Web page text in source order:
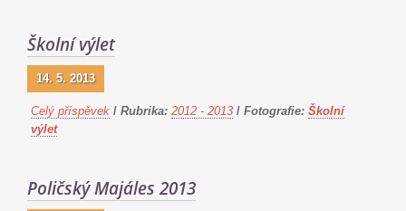
Školní výlet
14. 5. 2013
Celý příspěvek / Rubrika: 2012 - 2013 / Fotografie: Školní
výlet
Poličský Majáles 2013